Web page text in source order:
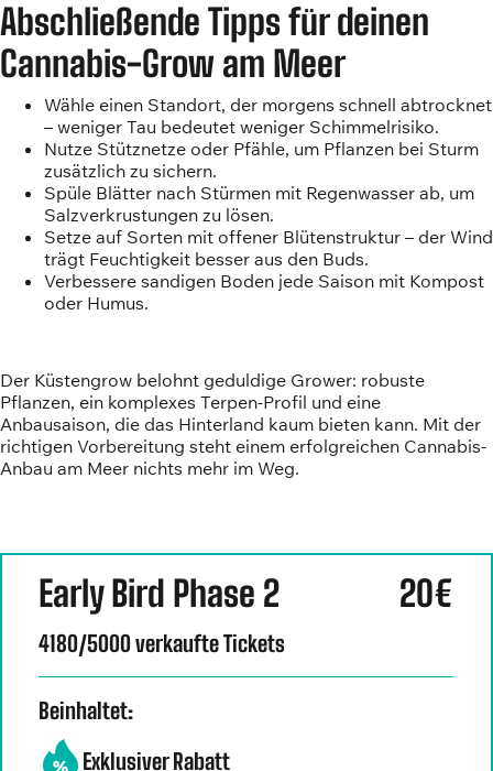
Abschließende Tipps für deinen
Cannabis-Grow am Meer
Wähle einen Standort, der morgens schnell abtrocknet
– weniger Tau bedeutet weniger Schimmelrisiko.
Nutze Stütznetze oder Pfähle, um Pflanzen bei Sturm
zusätzlich zu sichern.
Spüle Blätter nach Stürmen mit Regenwasser ab, um
Salzverkrustungen zu lösen.
Setze auf Sorten mit offener Blütenstruktur – der Wind
trägt Feuchtigkeit besser aus den Buds.
Verbessere sandigen Boden jede Saison mit Kompost
oder Humus.
Der Küstengrow belohnt geduldige Grower: robuste
Pflanzen, ein komplexes Terpen-Profil und eine
Anbausaison, die das Hinterland kaum bieten kann. Mit der
richtigen Vorbereitung steht einem erfolgreichen Cannabis-
Anbau am Meer nichts mehr im Weg.
Early Bird Phase 2
4180/5000 verkaufte Tickets
20€
Beinhaltet:
Exklusiver Rabatt